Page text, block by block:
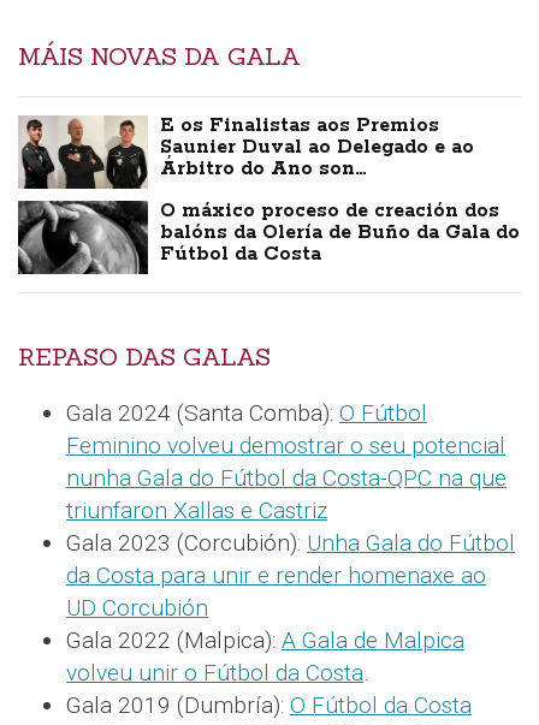
MÁIS NOVAS DA GALA
E os Finalistas aos Premios
Saunier Duval ao Delegado e ao
Árbitro do Ano son…
O máxico proceso de creación dos
balóns da Olería de Buño da Gala do
Fútbol da Costa
REPASO DAS GALAS
Gala 2024 (Santa Comba): O Fútbol
Feminino volveu demostrar o seu potencial
nunha Gala do Fútbol da Costa-QPC na que
triunfaron Xallas e Castriz
Gala 2023 (Corcubión): Unha Gala do Fútbol
da Costa para unir e render homenaxe ao
UD Corcubión
Gala 2022 (Malpica): A Gala de Malpica
volveu unir o Fútbol da Costa.
Gala 2019 (Dumbría): O Fútbol da Costa